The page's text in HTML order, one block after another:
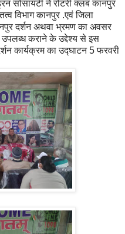
सोसायटी ने रोटरी क्लब कानपुर
विभाग कानपुर .एवं जिला
दर्शन अथवा भ्रमण का अवसर
उपलब्ध कराने के उद्देश्य से इस
कार्यक्रम का उद्घाटन 5 फरवरी